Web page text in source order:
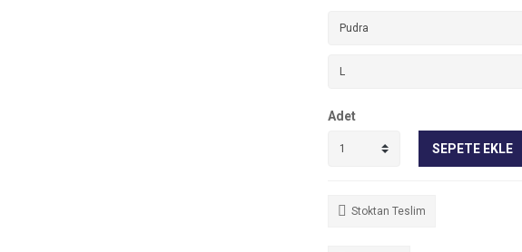
Adet
SEPETE EKLE
Stoktan Teslim